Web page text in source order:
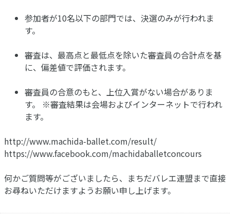
参加者が10名以下の部門では、決選のみが行われま
す。
審査は、最高点と最低点を除いた審査員の合計点を基
に、偏差値で評価されます。
審査員の合意のもと、上位入賞がない場合がありま
す。 ※審査結果は会場およびインターネットで行われ
ます。
http://www.machida-ballet.com/result/
https://www.facebook.com/machidaballetconcours
何かご質問等がございましたら、まちだバレエ連盟まで直接
お尋ねいただけますようお願い申し上げます。